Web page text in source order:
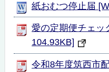
紙おむつ停止届
愛の定期便チェッ
104.93KB]
令和8年度筑西市